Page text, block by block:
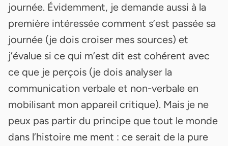
journée. Évidemment, je demande aussi à la
première intéressée comment s’est passée sa
journée (je dois croiser mes sources) et
j’évalue si ce qui m’est dit est cohérent avec
ce que je perçois (je dois analyser la
communication verbale et non-verbale en
mobilisant mon appareil critique). Mais je ne
peux pas partir du principe que tout le monde
dans l’histoire me ment : ce serait de la pure